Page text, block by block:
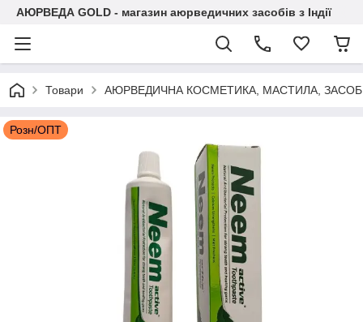
АЮРВЕДА GOLD - магазин аюрведичних засобів з Індії
Товари АЮРВЕДИЧНА КОСМЕТИКА, МАСТИЛА,
Розн/ОПТ